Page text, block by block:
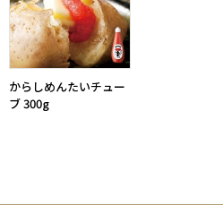
からしめんたいチュー
ブ 300g